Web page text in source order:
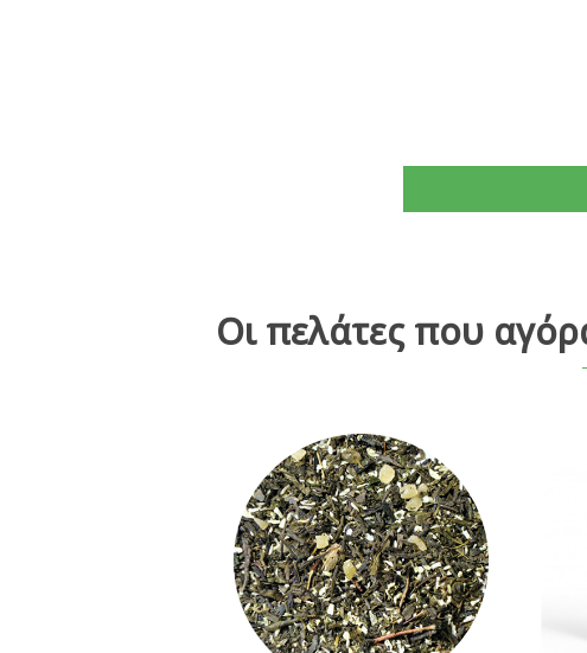
Οι πελάτες που